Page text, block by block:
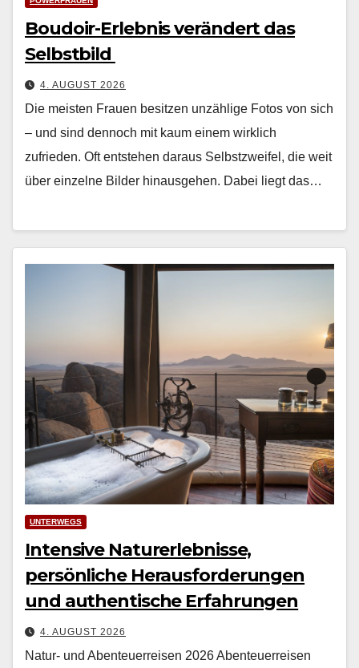
Boudoir-Erlebnis verändert das
Selbstbild
4. AUGUST 2026
Die meis­ten Frauen besitzen unzäh­lige Fotos von sich
– und sind den­noch mit kaum einem wirk­lich
zufrieden. Oft entste­hen daraus Selb­stzweifel, die weit
über einzelne Bilder hin­aus­ge­hen. Dabei liegt das…
UNTERWEGS
Intensive Naturerlebnisse,
persönliche Herausforderungen
und authentische Erfahrungen
4. AUGUST 2026
Natur- und Abenteuerreisen 2026 Aben­teuer­reisen